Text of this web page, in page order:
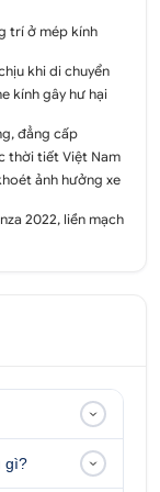
được làm ôm
kính xe
khó chịu
dành riêng
tiết vừa khít
với tổng thể
xe bảo vệ
cong kính
trí ở mép kính
khi di chuyển
kính gây hư hại
đẳng cấp
thời tiết Việt Nam
ảnh hưởng xe
2022, liền mạch
gì?